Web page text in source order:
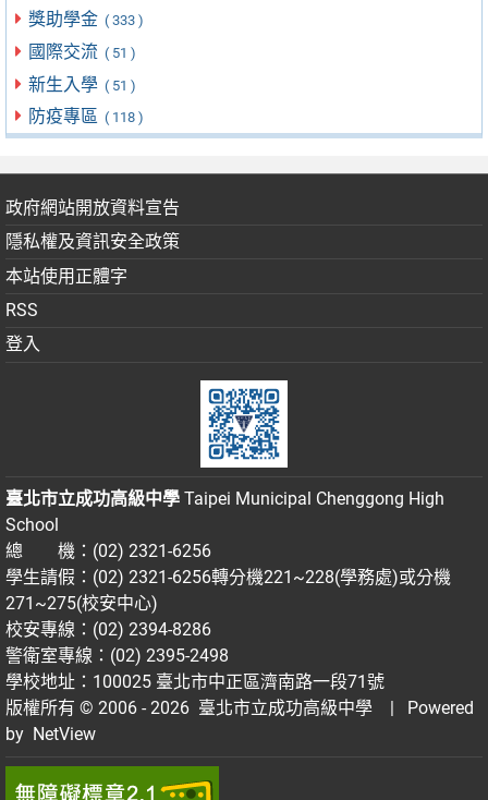
獎助學金 ( 333 )
國際交流 ( 51 )
新生入學 ( 51 )
防疫專區 ( 118 )
政府網站開放資料宣告
隱私權及資訊安全政策
本站使用正體字
RSS
登入
臺北市立成功高級中學 Taipei Municipal Chenggong High
School
總 機：(02) 2321-6256
學生請假：(02) 2321-6256轉分機221~228(學務處)或分機
271~275(校安中心)
校安專線：(02) 2394-8286
警衛室專線：(02) 2395-2498
學校地址：100025 臺北市中正區濟南路一段71號
版權所有 © 2006 - 2026 臺北市立成功高級中學
| Powered
by NetView